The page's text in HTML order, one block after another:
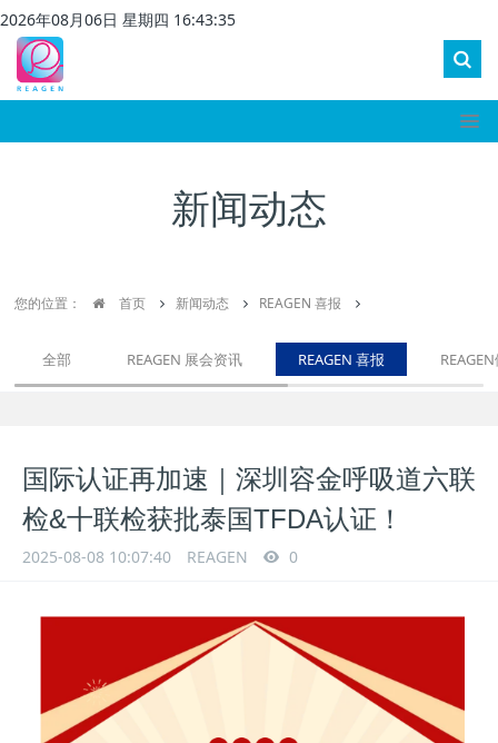
2026年08月06日 星期四 16:43:35
新闻动态
您的位置： 首页 新闻动态 REAGEN 喜报
全部 REAGEN 展会资讯 REAGEN 喜报
国际认证再加速｜深圳容金呼吸道六联
检&十联检获批泰国TFDA认证！
2025-08-08 10:07:40 REAGEN 0